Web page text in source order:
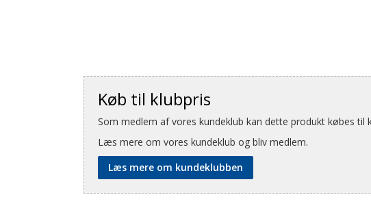
Køb til klubpris
Som medlem af vores kundeklub kan dette produkt købes til
Læs mere om vores kundeklub og bliv medlem.
Læs mere om kundeklubben